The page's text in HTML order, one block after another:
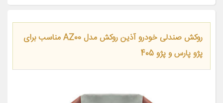
روکش صندلی خودرو آذین روکش مدل AZ00 مناسب برای
پژو پارس و پژو 405